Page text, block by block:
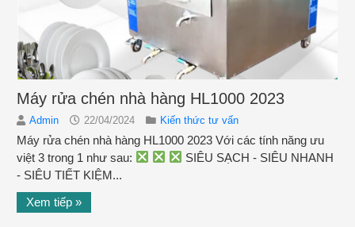
Máy rửa chén nhà hàng HL1000 2023
Admin 22/04/2024 Kiến thức tư vấn
Máy rửa chén nhà hàng HL1000 2023 Với các tính năng ưu
việt 3 trong 1 như sau:
SIÊU SẠCH - SIÊU NHANH
- SIÊU TIẾT KIỆM...
Xem tiếp »